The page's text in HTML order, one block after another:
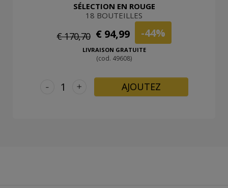
SÉLECTION EN ROUGE
18 BOUTEILLES
€ 170,70 € 94,99 -44%
LIVRAISON GRATUITE
(cod. 49608)
+
- AJOUTEZ